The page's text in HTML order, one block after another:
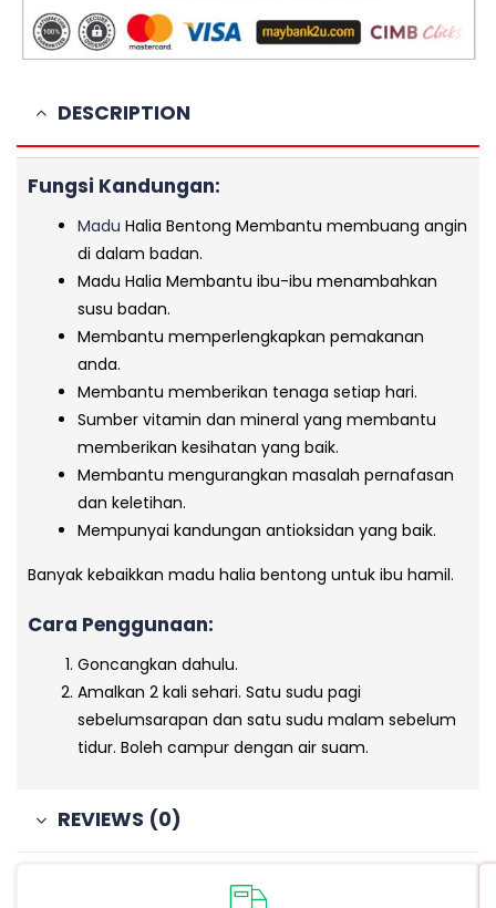
DESCRIPTION
Fungsi Kandungan:
Madu Halia Bentong Membantu membuang angin
di dalam badan.
Madu Halia Membantu ibu-ibu menambahkan
susu badan.
Membantu memperlengkapkan pemakanan
anda.
Membantu memberikan tenaga setiap hari.
Sumber vitamin dan mineral yang membantu
memberikan kesihatan yang baik.
Membantu mengurangkan masalah pernafasan
dan keletihan.
Mempunyai kandungan antioksidan yang baik.
Banyak kebaikkan madu halia bentong untuk ibu hamil.
Cara Penggunaan:
Goncangkan dahulu.
Amalkan 2 kali sehari. Satu sudu pagi
sebelumsarapan dan satu sudu malam sebelum
tidur. Boleh campur dengan air suam.
REVIEWS (0)